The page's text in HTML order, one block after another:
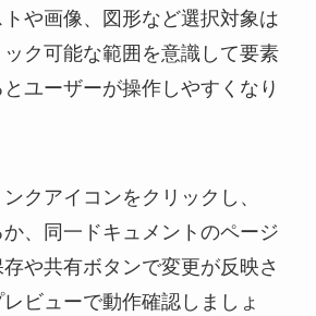
や画像、図形など選択対象は
ク可能な範囲を意識して要素
ユーザーが操作しやすくなり
クアイコンをクリックし、
、同一ドキュメントのページ
や共有ボタンで変更が反映さ
ビューで動作確認しましょ